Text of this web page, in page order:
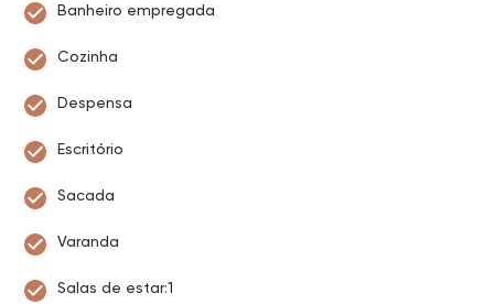
Banheiro empregada
Cozinha
Despensa
Escritório
Sacada
Varanda
Salas de estar:1